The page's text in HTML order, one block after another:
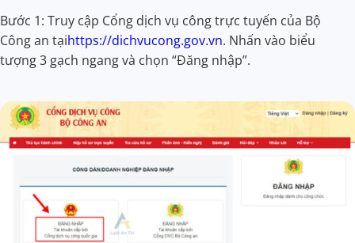
Bước 1: Truy cập Cổng dịch vụ công trực tuyến của Bộ
Công an tạihttps://dichvucong.gov.vn. Nhấn vào biểu
tượng 3 gạch ngang và chọn “Đăng nhập”.